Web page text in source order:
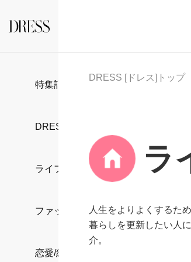
特集記事
DRESS部活
ライフスタイル
ファッション
恋愛/結婚/離婚
DRESS [ドレス]トップ
ラ
人生をよりよくするた
暮らしを更新したい人
介。